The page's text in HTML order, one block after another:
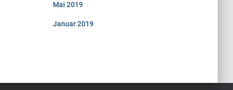
Mai 2019
Januar 2019